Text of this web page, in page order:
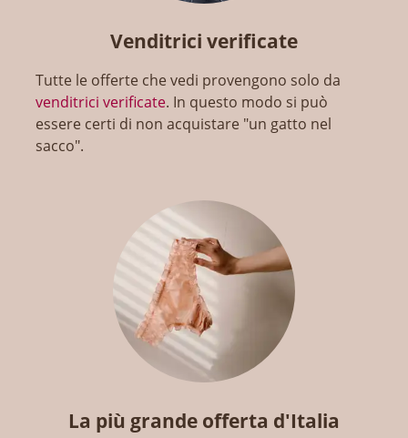
Venditrici verificate
Tutte le offerte che vedi provengono solo da
venditrici verificate. In questo modo si può
essere certi di non acquistare "un gatto nel
sacco".
La più grande offerta d'Italia